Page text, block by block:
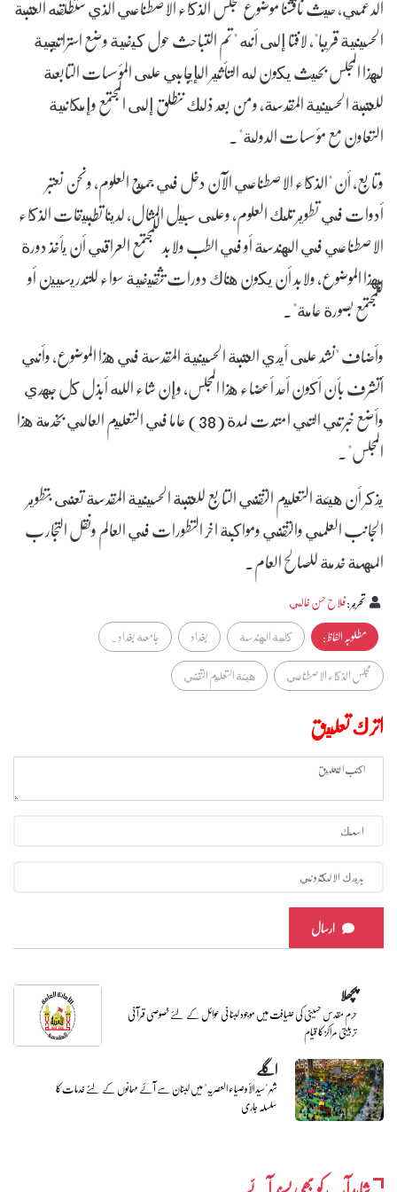
الحسينية قريبا"، لافتا إلى أنه "تم التباحث حول كيفية وضع استراتيجية
لهذا المجلس بحيث يكون له التأثير الإيجابي على المؤسسات التابعة
للعتبة الحسينية المقدسة، ومن بعد ذلك ننطلق إلى المجتمع وإمكانية
التعاون مع مؤسسات الدولة".
وتابع، أن "الذكاء الاصطناعي الآن دخل في جميع العلوم، ونحن نعتبر
أدوات في تطوير تلك العلوم، وعلى سبيل المثال، لدينا تطبيقات الذكاء
الاصطناعي في الهندسة أو في الطب ولابد للمجتمع العراقي أن يأخذ دورة
بهذا الموضوع، ولابد أن يكون هناك دورات تثقيفية سواء للتدريسيين أو
للمجتمع بصورة عامة".
وأضاف "نشد على أيدي العتبة الحسينية المقدسة في هذا الموضوع، وأني
أتشرف بأن أكون أحد أعضاء هذا المجلس، وإن شاء الله أبذل كل جهدي
وأضع خبرتي التي امتدت لمدة (38) عاما في التعليم العالي بخدمة هذا
المجلس".
يذكر أن هيئة التعليم التقني التابع للعتبة الحسينية المقدسة تعنى بتطوير
الجانب العلمي والتقني ومواكبة اخر التطورات في العالم ونقل التجارب
المهمة خدمة للصالح العام.
تحرير:فلاح حسن غالي
مطلوبہ الفاظ :
كلية الهندسة بغداد
جامعة بغداد .
مجلس الذكاء الاصطناعي
هيئة التعليم التقني
اترك تعليق
ارسال
پچھلا
حرم مقدس حسینی کی ضیافت میں موجود لبنانی عوائل کے لئے خصوصی قرآنی
تربیتی مراکز کا قیام
اگلے
شہر "سید الأوصیاء العصریہ" میں لبنان سے آئے مہمانوں کے لئے خدمات کا
سلسلہ جاری